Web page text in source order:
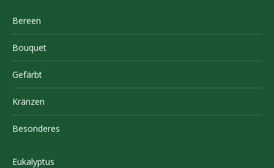
Bereen
Bouquet
Gefärbt
Kränzen
Besonderes
Eukalyptus